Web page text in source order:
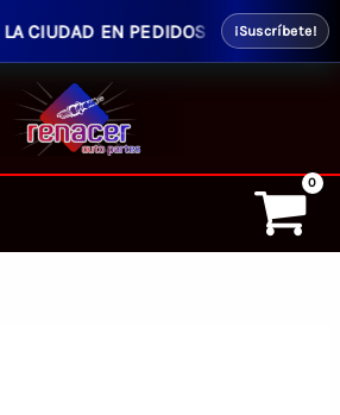
CIUDAD EN PEDIDOS SUPERIORES
¡Suscríbete!